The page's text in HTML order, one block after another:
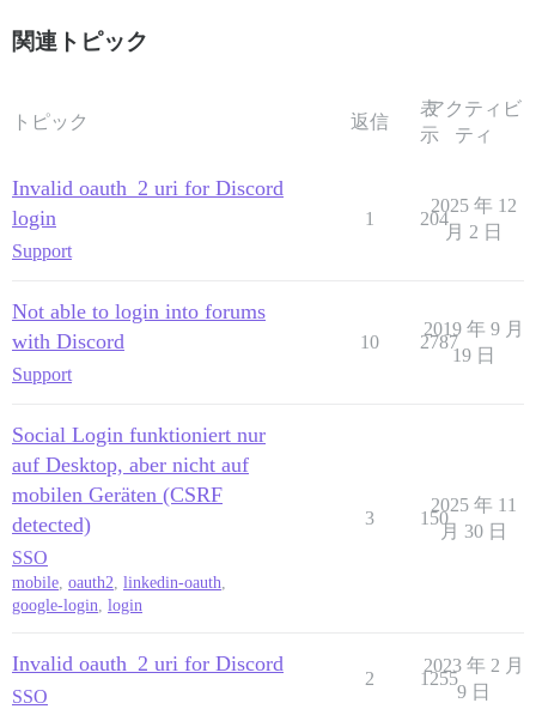
関連トピック
トピック 返信
表
示
アクティビ
ティ
Invalid oauth_2 uri for Discord
login
Support
1 204
2025 年 12
月 2 日
Not able to login into forums
with Discord
Support
10 2787
2019 年 9 月
19 日
Social Login funktioniert nur
auf Desktop, aber nicht auf
mobilen Geräten (CSRF
detected)
SSO
mobile, oauth2, linkedin-oauth,
google-login, login
3 150
2025 年 11
月 30 日
Invalid oauth_2 uri for Discord
SSO
2 1255
2023 年 2 月
9 日